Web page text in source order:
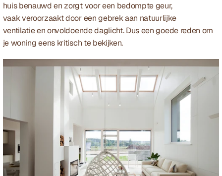
huis benauwd en zorgt voor een bedompte geur,
vaak veroorzaakt door een gebrek aan natuurlijke
ventilatie en onvoldoende daglicht. Dus een goede reden om
je woning eens kritisch te bekijken.